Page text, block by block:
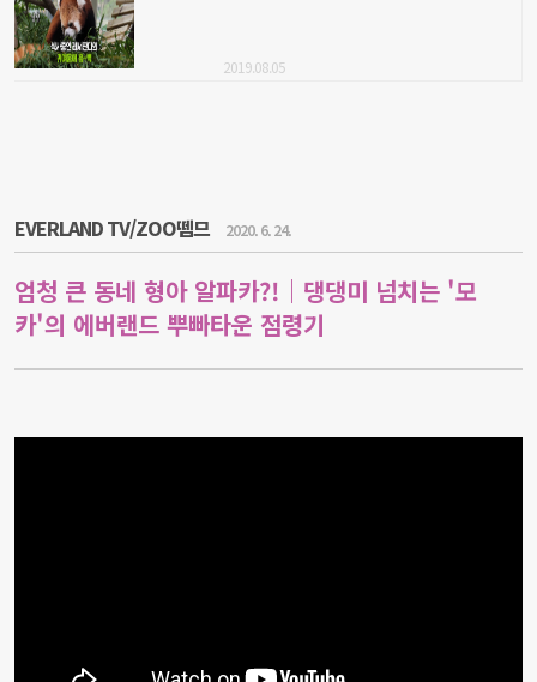
2019.08.05
EVERLAND TV/ZOO뗌므 2020. 6. 24.
엄청 큰 동네 형아 알파카?!｜댕댕미 넘치는 '모
카'의 에버랜드 뿌빠타운 점령기